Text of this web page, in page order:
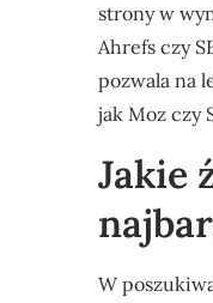
strony w
Ahrefs czy
pozwala na
jak Moz czy
Jakie
W